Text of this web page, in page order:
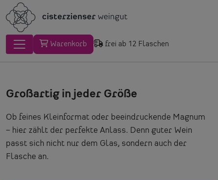
Warenkorb frei ab 12 Flaschen
Großartig in jeder Größe
Ob feines Kleinformat oder beeindruckende Magnum
– hier zählt der perfekte Anlass. Denn guter Wein
passt sich nicht nur dem Glas, sondern auch der
Flasche an.